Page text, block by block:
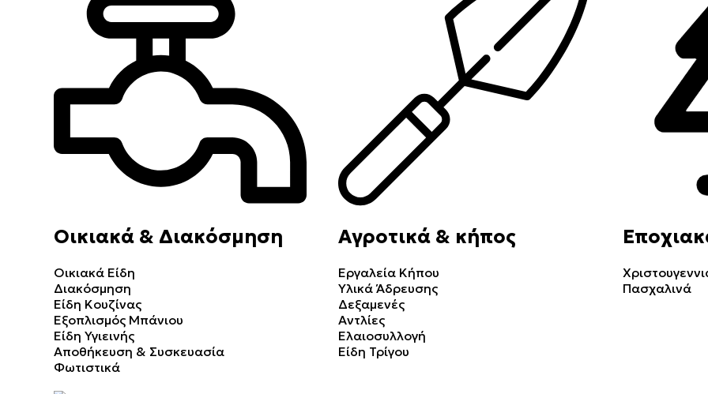
Οικιακά & Διακόσμηση
Οικιακά Είδη
Διακόσμηση
Είδη Κουζίνας
Εξοπλισμός Μπάνιου
Είδη Υγιεινής
Αποθήκευση & Συσκευασία
Φωτιστικά
Αγροτικά & κήπος
Εργαλεία Κήπου
Υλικά Άδρευσης
Δεξαμενές
Αντλίες
Ελαιοσυλλογή
Είδη Τρίγου
Πασχαλινά